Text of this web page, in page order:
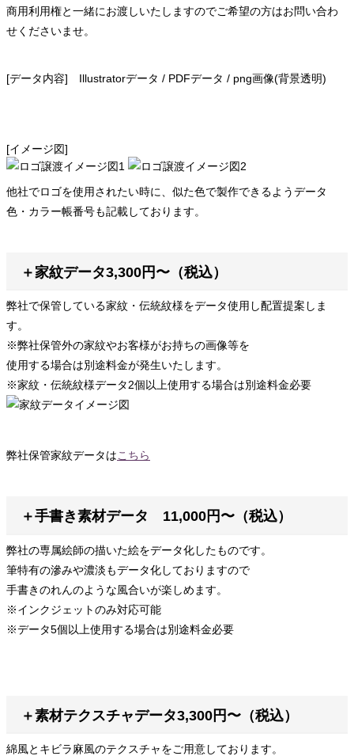
商用利用権と一緒にお渡しいたしますのでご希望の方はお問い合わ
せくださいませ。
[データ内容] Illustratorデータ / PDFデータ / png画像(背景透明)
[イメージ図]
他社でロゴを使用されたい時に、似た色で製作できるようデータ
色・カラー帳番号も記載しております。
＋家紋データ3,300円〜（税込）
弊社で保管している家紋・伝統紋様をデータ使用し配置提案しま
す。
※弊社保管外の家紋やお客様がお持ちの画像等を
使用する場合は別途料金が発生いたします。
※家紋・伝統紋様データ2個以上使用する場合は別途料金必要
弊社保管家紋データはこちら
＋手書き素材データ 11,000円〜（税込）
弊社の専属絵師の描いた絵をデータ化したものです。
筆特有の滲みや濃淡もデータ化しておりますので
手書きのれんのような風合いが楽しめます。
※インクジェットのみ対応可能
※データ5個以上使用する場合は別途料金必要
＋素材テクスチャデータ3,300円〜（税込）
綿風とキビラ麻風のテクスチャをご用意しております。